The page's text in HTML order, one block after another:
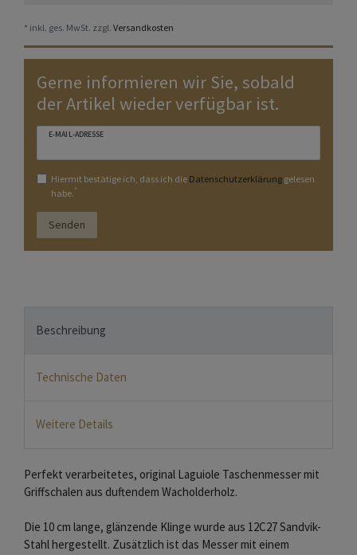
* inkl. ges. MwSt. zzgl. Versandkosten
Gerne informieren wir Sie, sobald
der Artikel wieder verfügbar ist.
E-MAIL-ADRESSE
Hiermit bestätige ich, dass ich die Daten­schutz­erklärunggelesen
habe.*
Senden
Beschreibung
Technische Daten
Weitere Details
Perfekt verarbeitetes, original Laguiole Taschenmesser mit
Griffschalen aus duftendem Wacholderholz.
Die 10 cm lange, glänzende Klinge wurde aus 12C27 Sandvik-
Stahl hergestellt. Zusätzlich ist das Messer mit einem